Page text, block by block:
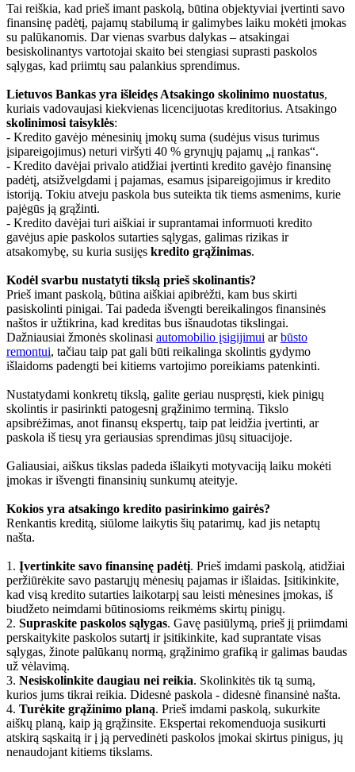
Tai reiškia, kad prieš imant paskolą, būtina objektyviai įvertinti savo
finansinę padėtį, pajamų stabilumą ir galimybes laiku mokėti įmokas
su palūkanomis. Dar vienas svarbus dalykas – atsakingai
besiskolinantys vartotojai skaito bei stengiasi suprasti paskolos
sąlygas, kad priimtų sau palankius sprendimus.
Lietuvos Bankas yra išleidęs Atsakingo skolinimo nuostatus,
kuriais vadovaujasi kiekvienas licencijuotas kreditorius. Atsakingo
skolinimosi taisyklės:
- Kredito gavėjo mėnesinių įmokų suma (sudėjus visus turimus
įsipareigojimus) neturi viršyti 40 % grynųjų pajamų „į rankas“.
- Kredito davėjai privalo atidžiai įvertinti kredito gavėjo finansinę
padėtį, atsižvelgdami į pajamas, esamus įsipareigojimus ir kredito
istoriją. Tokiu atveju paskola bus suteikta tik tiems asmenims, kurie
pajėgūs ją grąžinti.
- Kredito davėjai turi aiškiai ir suprantamai informuoti kredito
gavėjus apie paskolos sutarties sąlygas, galimas rizikas ir
atsakomybę, su kuria susijęs kredito grąžinimas.
Kodėl svarbu nustatyti tikslą prieš skolinantis?
Prieš imant paskolą, būtina aiškiai apibrėžti, kam bus skirti
pasiskolinti pinigai. Tai padeda išvengti bereikalingos finansinės
naštos ir užtikrina, kad kreditas bus išnaudotas tikslingai.
Dažniausiai žmonės skolinasi automobilio įsigijimui arbūsto
remontui, tačiau taip pat gali būti reikalinga skolintis gydymo
išlaidoms padengti bei kitiems vartojimo poreikiams patenkinti.
Nustatydami konkretų tikslą, galite geriau nuspręsti, kiek pinigų
skolintis ir pasirinkti patogesnį grąžinimo terminą. Tikslo
apsibrėžimas, anot finansų ekspertų, taip pat leidžia įvertinti, ar
paskola iš tiesų yra geriausias sprendimas jūsų situacijoje.
Galiausiai, aiškus tikslas padeda išlaikyti motyvaciją laiku mokėti
įmokas ir išvengti finansinių sunkumų ateityje.
Kokios yra atsakingo kredito pasirinkimo gairės?
Renkantis kreditą, siūlome laikytis šių patarimų, kad jis netaptų
našta.
1. Įvertinkite savo finansinę padėtį. Prieš imdami paskolą, atidžiai
peržiūrėkite savo pastarųjų mėnesių pajamas ir išlaidas. Įsitikinkite,
kad visą kredito sutarties laikotarpį sau leisti mėnesines įmokas, iš
biudžeto neimdami būtinosioms reikmėms skirtų pinigų.
2. Supraskite paskolos sąlygas. Gavę pasiūlymą, prieš jį priimdami
perskaitykite paskolos sutartį ir įsitikinkite, kad suprantate visas
sąlygas, žinote palūkanų normą, grąžinimo grafiką ir galimas baudas
už vėlavimą.
3. Nesiskolinkite daugiau nei reikia. Skolinkitės tik tą sumą,
kurios jums tikrai reikia. Didesnė paskola - didesnė finansinė našta.
4. Turėkite grąžinimo planą. Prieš imdami paskolą, sukurkite
aiškų planą, kaip ją grąžinsite. Ekspertai rekomenduoja susikurti
atskirą sąskaitą ir į ją pervedinėti paskolos įmokai skirtus pinigus, jų
nenaudojant kitiems tikslams.